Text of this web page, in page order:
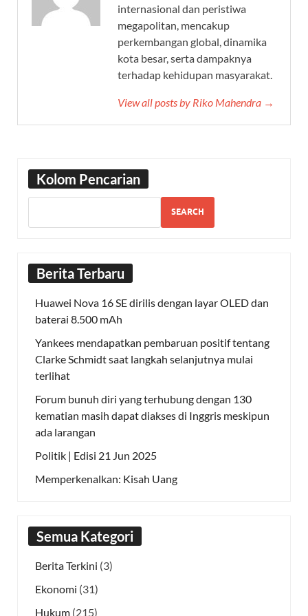
internasional dan peristiwa
megapolitan, mencakup
perkembangan global, dinamika
kota besar, serta dampaknya
terhadap kehidupan masyarakat.
View all posts by Riko Mahendra →
Kolom Pencarian
SEARCH
Berita Terbaru
Huawei Nova 16 SE dirilis dengan layar OLED dan
baterai 8.500 mAh
Yankees mendapatkan pembaruan positif tentang
Clarke Schmidt saat langkah selanjutnya mulai
terlihat
Forum bunuh diri yang terhubung dengan 130
kematian masih dapat diakses di Inggris meskipun
ada larangan
Politik | Edisi 21 Jun 2025
Memperkenalkan: Kisah Uang
Semua Kategori
Berita Terkini (3)
Ekonomi (31)
Hukum (215)